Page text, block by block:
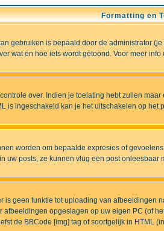
Formatting en
gebruiken is bepaald door de administrator
wat en hoe iets wordt getoond. Voor meer
over. Indien je toelating hebt zullen
is ingeschakeld kan je het uitschakelen op het
worden om bepaalde expresies of
uw posts, ze kunnen vlug een post
geen funktie tot uploading van
opgeslagen op uw eigen PC
de BBCode [img] tag of soortgelijk in HTML